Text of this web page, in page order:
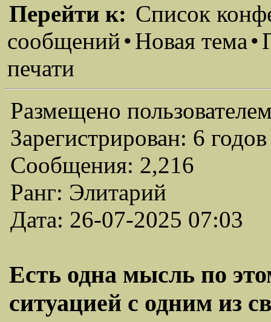
Перейти к: Список
сообщений•Новая тема•
печати
Размещено
Зарегистрирован: 6
Сообщения: 2,216
Ранг: Элитарий
Дата: 26-07-2025 07:03
Есть одна мысль по
ситуацией с одним из